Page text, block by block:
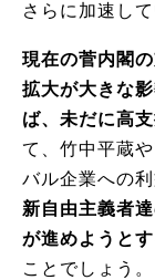
さらに加速し
現在の菅内閣
拡大が大きな
ば、未だに高
て、竹中平蔵
バル企業への
新自由主義者
が進めようと
ことでしょう。